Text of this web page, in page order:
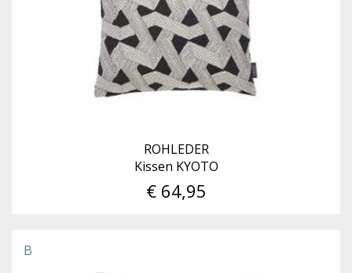
ROHLEDER
Kissen KYOTO
€ 64,95
B